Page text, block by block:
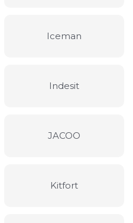
Iceman
Indesit
JACOO
Kitfort